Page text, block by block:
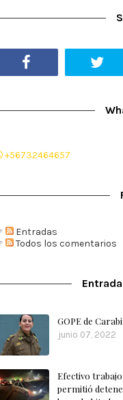
+56732464657
Entradas
Todos los comentarios
GOPE de
junio 07, 2022
Efectivo
permitió